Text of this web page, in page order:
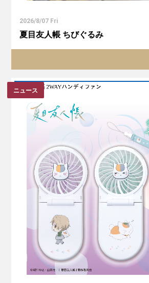
2026/8/07 Fri
夏目友人帳 ちびぐるみ
ニュース